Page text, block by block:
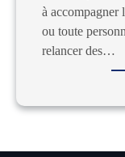
à accompagner
ou toute
relancer des…